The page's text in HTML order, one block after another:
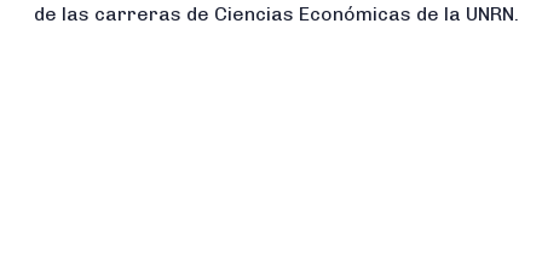
de las carreras de Ciencias Económicas de la UNRN.